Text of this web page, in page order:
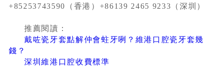
+85253743590（香港）+86139 2465 9233（深圳）
推薦閱讀：
戴咗瓷牙套點解仲會蛀牙咧？維港口腔瓷牙套幾
錢？
深圳維港口腔收費標準